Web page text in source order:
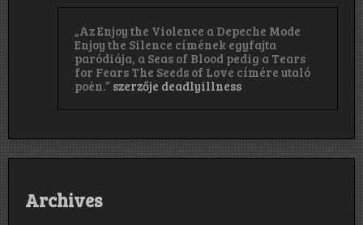
„Az Enjoy the Violence a Depeche Mode
Enjoy the Silence címének egyfajta
paródiája, a Seas of Blood pedig a Tears
for Fears The Seeds of Love címére utaló
poén.” szerzője deadlyillness
Archives